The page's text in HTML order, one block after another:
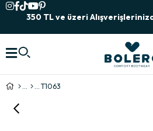
350 TL ve üzeri
T1063